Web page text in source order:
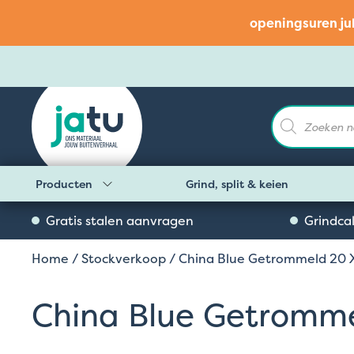
openingsuren
Producten
zoeken
Producten Grind, split & keien
Gratis stalen aanvragen
Home /Stockverkoop/ China Blue Getrommeld 20
China Blue